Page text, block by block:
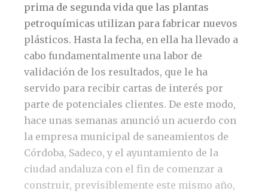
prima de segunda vida que las plantas
petroquímicas utilizan para fabricar nuevos
plásticos. Hasta la fecha, en ella ha llevado a
cabo fundamentalmente una labor de
validación de los resultados, que le ha
servido para recibir cartas de interés por
parte de potenciales clientes. De este modo,
hace unas semanas anunció un acuerdo con
la empresa municipal de saneamientos de
Córdoba, Sadeco, y el ayuntamiento de la
ciudad andaluza con el fin de comenzar a
construir, previsiblemente este mismo año,